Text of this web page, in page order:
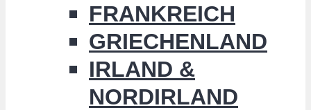
FRANKREICH
GRIECHENLAND
IRLAND &
NORDIRLAND